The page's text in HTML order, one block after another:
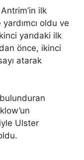
ilk
oldu ve
yarıdaki ilk
önce, ikinci
atarak
Ulster